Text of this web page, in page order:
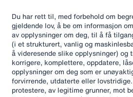
Du har rett til, med forbehold om
gjeldende lov, å be om informasjon
av opplysninger om deg, til å få
(i et strukturert, vanlig og
å videresende slike opplysninger) og
korrigere, komplettere, oppdatere,
opplysninger om deg som er
forvirrende, utdaterte eller
protestere, av legitime grunner, mot